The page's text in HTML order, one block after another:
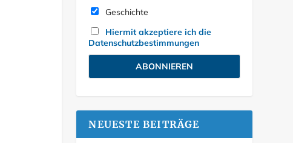
Geschichte
Hiermit akzeptiere ich die
Datenschutzbestimmungen
NEUESTE BEITRÄGE